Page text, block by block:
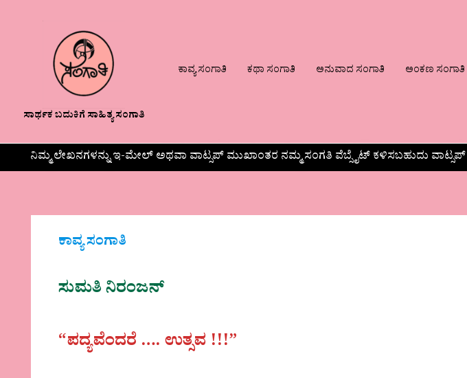
ಸಾರ್ಥಕ ಬದುಕಿಗೆ ಸಾಹಿತ್ಯ ಸಂಗಾತಿ
ಕಾವ್ಯ ಸಂಗಾತಿ ಕಥಾ ಸಂಗಾತಿ ಅನುವಾದ ಸಂಗಾತಿ ಅಂಕಣ ಸಂಗಾತಿ
ನಿಮ್ಮ ಲೇಖನಗಳನ್ನು ಇ-ಮೇಲ್ ಅಥವಾ ವಾಟ್ಸಪ್ ಮುಖಾಂತರ ನಮ್ಮ ಸಂಗತಿ ವೆಬ್ಸೈಟ್ ಕಳಿಸಬಹುದು
ಕಾವ್ಯ ಸಂಗಾತಿ
ಸುಮತಿ ನಿರಂಜನ್‌
“ಪದ್ಯವೆಂದರೆ …. ಉತ್ಸವ !!!”